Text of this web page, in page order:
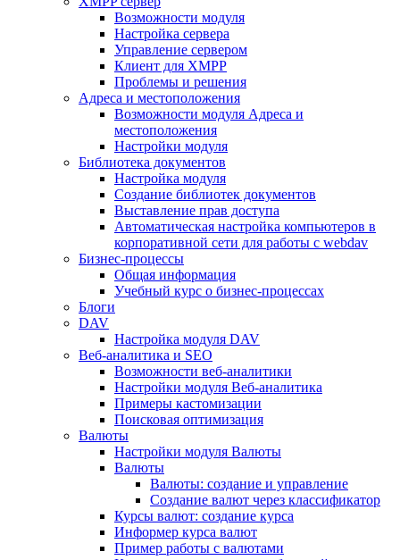
Возможности модуля
Настройка сервера
Управление сервером
Клиент для XMPP
Проблемы и решения
Адреса и местоположения
Возможности модуля Адреса и
местоположения
Настройки модуля
Библиотека документов
Настройка модуля
Создание библиотек документов
Выставление прав доступа
Автоматическая настройка компьютеров в
корпоративной сети для работы с webdav
Бизнес-процессы
Общая информация
Учебный курс о бизнес-процессах
Блоги
DAV
Настройка модуля DAV
Веб-аналитика и SEO
Возможности веб-аналитики
Настройки модуля Веб-аналитика
Примеры кастомизации
Поисковая оптимизация
Валюты
Настройки модуля Валюты
Валюты
Валюты: создание и управление
Создание валют через классификатор
Курсы валют: создание курса
Информер курса валют
Пример работы с валютами